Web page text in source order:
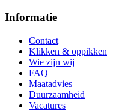
Informatie
Contact
Klikken & oppikken
Wie zijn wij
FAQ
Maatadvies
Duurzaamheid
Vacatures